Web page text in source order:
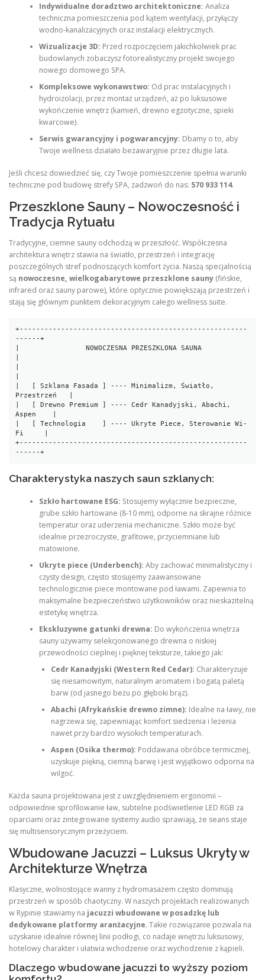
Indywidualne doradztwo architektoniczne: Analiza
techniczna pomieszczenia pod kątem wentylacji, przyłączy
wodno-kanalizacyjnych oraz instalacji elektrycznych.
Wizualizacje 3D: Przed rozpoczęciem jakichkolwiek prac
budowlanych zobaczysz fotorealistyczny projekt swojego
nowego domowego SPA.
Kompleksowe wykonawstwo: Od prac instalacyjnych i
hydroizolacji, przez montaż urządzeń, aż po luksusowe
wykończenie wnętrz (kamień, drewno egzotyczne, spieki
kwarcowe).
Serwis gwarancyjny i pogwarancyjny: Dbamy o to, aby
Twoje wellness działało bezawaryjnie przez długie lata.
Jeśli chcesz dowiedzieć się, czy Twoje pomieszczenie spełnia warunki
techniczne pod budowę strefy SPA, zadzwoń do nas: 570 933 114.
Przeszklone Sauny – Nowoczesność i
Tradycja Rytuału
Tradycyjne, ciemne sauny odchodzą w przeszłość. Współczesna
architektura wnętrz stawia na światło, przestrzeń i integrację
poszczególnych stref podnoszących komfort życia. Naszą specjalnością
są nowoczesne, wielkogabarytowe przeszklone sauny (fińskie,
infrared oraz sauny parowe), które optycznie powiększają przestrzeń i
stają się głównym punktem dekoracyjnym całego wellness suite.
+-------------------------------------------------------
------+
|                NOWOCZESNA PRZESZKLONA SAUNA
|   [ Szklana Fasada ] ---- Minimalizm, Światło,
Przestrzeń   |
|   [ Drewno Premium ] ---- Cedr Kanadyjski, Abachi,
Aspen    |
|   [ Technologia    ] ---- Ukryte Piece, Sterowanie Wi-
Fi     |
+-------------------------------------------------------
Charakterystyka naszych saun szklanych:
Szkło hartowane ESG: Stosujemy wyłącznie bezpieczne,
grube szkło hartowane (8-10 mm), odporne na skrajne różnice
temperatur oraz uderzenia mechaniczne. Szkło może być
idealnie przezroczyste, grafitowe, przyciemniane lub
matowione.
Ukryte piece (Underbench): Aby zachować minimalistyczny i
czysty design, często stosujemy zaawansowane
technologicznie piece montowane pod ławami. Zapewnia to
maksymalne bezpieczeństwo użytkowników oraz nieskazitelną
estetykę wnętrza.
Ekskluzywne gatunki drewna: Do wykończenia wnętrza
sauny używamy selekcjonowanego drewna o niskiej
przewodności cieplnej i pięknej teksturze, takiego jak:
Cedr Kanadyjski (Western Red Cedar): Charakteryzuje
się niesamowitym, naturalnym aromatem i bogatą paletą
barw (od jasnego beżu po głęboki brąz).
Abachi (Afrykańskie drewno zimne): Idealne na ławy, nie
nagrzewa się, zapewniając komfort siedzenia i leżenia
nawet przy bardzo wysokich temperaturach.
Aspen (Osika thermo): Poddawana obróbce termicznej,
uzyskuje piękną, ciemną barwę i jest wyjątkowo odporna na
wilgoć.
Każda sauna projektowana jest z uwzględnieniem ergonomii –
odpowiednie sprofilowanie ław, subtelne podświetlenie LED RGB za
oparciami oraz zintegrowane systemy audio sprawiają, że seans staje
się multisensorycznym przeżyciem.
Wbudowane Jacuzzi – Luksus Ukryty w
Architekturze Wnętrza
Klasyczne, wolnostojące wanny z hydromasażem często dominują
przestrzeń w sposób chaotyczny. W naszych projektach realizowanych
w Rypinie stawiamy na jacuzzi wbudowane w posadzkę lub
dedykowane platformy aranżacyjne. Takie rozwiązanie pozwala na
uzyskanie idealnie równej linii podłogi, co nadaje wnętrzu luksusowy,
hotelowy charakter i ułatwia wchodzenie oraz wychodzenie z kąpieli.
Dlaczego wbudowane jacuzzi to wyższy poziom